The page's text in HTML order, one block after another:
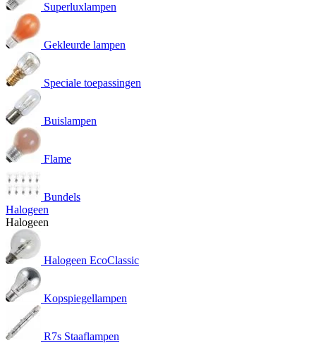
Superluxlampen
Gekleurde lampen
Speciale toepassingen
Buislampen
Flame
Bundels
Halogeen
Halogeen
Halogeen EcoClassic
Kopspiegellampen
R7s Staaflampen